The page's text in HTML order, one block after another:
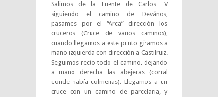
Salimos de la Fuente de Carlos IV
siguiendo el camino de Devános,
pasamos por el “Arca” dirección los
cruceros (Cruce de varios caminos),
cuando llegamos a este punto giramos a
mano izquierda con dirección a Castilruiz.
Seguimos recto todo el camino, dejando
a mano derecha las abejeras (corral
donde había colmenas). Llegamos a un
cruce con un camino de parcelaria, y